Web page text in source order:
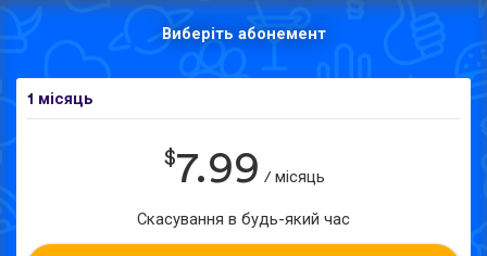
Виберіть абонемент
1 місяць
$7.99 / місяць
Скасування в будь-який час